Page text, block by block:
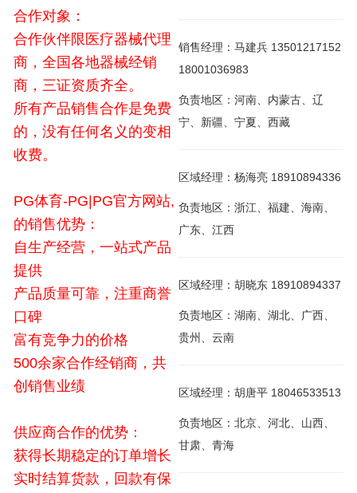
合作对象：
合作伙伴限医疗器械代理
商，全国各地器械经销
商，三证资质齐全。
所有产品销售合作是免费
的，没有任何名义的变相
收费。
PG体育-PG|PG官方网站,
的销售优势：
自生产经营，一站式产品
提供
产品质量可靠，注重商誉
口碑
富有竞争力的价格
500余家合作经销商，共
创销售业绩
供应商合作的优势：
获得长期稳定的订单增长
实时结算货款，回款有保
销售经理：马建兵 13501217152
18001036983
负责地区：河南、内蒙古、辽
宁、新疆、宁夏、西藏
区域经理：杨海亮 18910894336
负责地区：浙江、福建、海南、
广东、江西
区域经理：胡晓东 18910894337
负责地区：湖南、湖北、广西、
贵州、云南
区域经理：胡唐平 18046533513
负责地区：北京、河北、山西、
甘肃、青海